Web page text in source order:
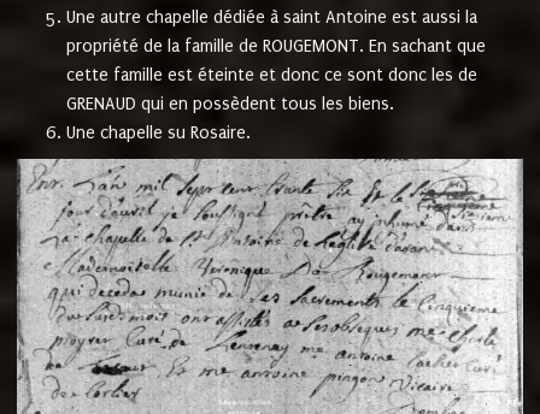
Une autre chapelle dédiée à saint Antoine est aussi la
propriété de la famille de ROUGEMONT. En sachant que
cette famille est éteinte et donc ce sont donc les de
GRENAUD qui en possèdent tous les biens.
Une chapelle su Rosaire.